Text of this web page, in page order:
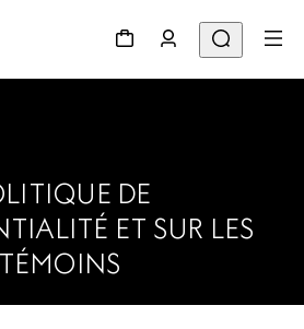
DE
ET SUR LES
TÉMOINS